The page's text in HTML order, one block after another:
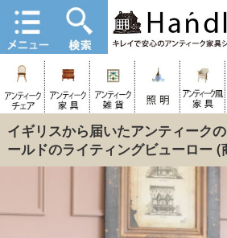
イギリスから届いたアンティーク
ールドのライティングビューロー(